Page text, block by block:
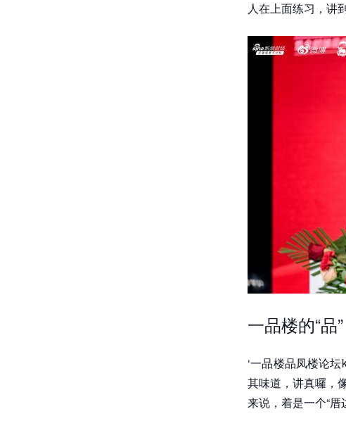
人在上面练习，讲
一品楼的“品
‘一品楼品凤楼论
其味道，讲真囉，
来说，着是一个“厝